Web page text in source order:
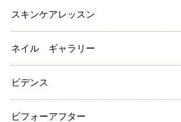
スキンケアレッスン
ネイル ギャラリー
ビデンス
ビフォーアフター